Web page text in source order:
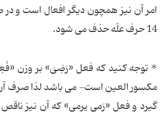
14 حرف علّه حذف می شود.
* توجه کنید که فعل «رَضِیَ» بر وزن
مکسور العین است- می باشد لذا صرف
گیرد و فعل «رَمی یرمی» که آن نیز